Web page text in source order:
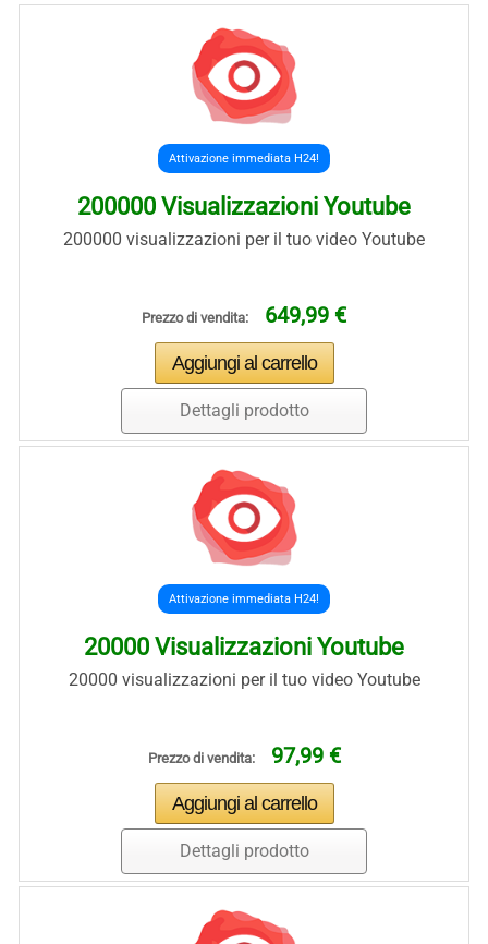
Attivazione immediata H24!
200000 Visualizzazioni Youtube
200000 visualizzazioni per il tuo video Youtube
Prezzo di vendita: 649,99 €
Dettagli prodotto
Attivazione immediata H24!
20000 Visualizzazioni Youtube
20000 visualizzazioni per il tuo video Youtube
Prezzo di vendita: 97,99 €
Dettagli prodotto